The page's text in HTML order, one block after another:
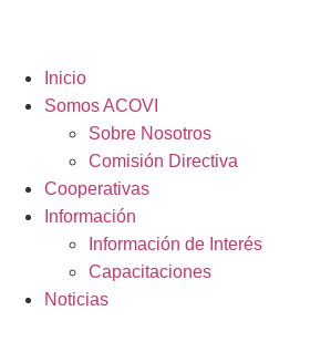
Inicio
Somos ACOVI
Sobre Nosotros
Comisión Directiva
Cooperativas
Información
Información de Interés
Capacitaciones
Noticias